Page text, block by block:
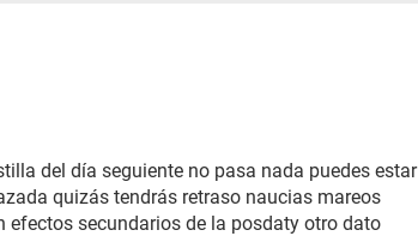
del día seguiente no pasa nada puedes estar
quizás tendrás retraso naucias mareos
secundarios de la posdaty otro dato